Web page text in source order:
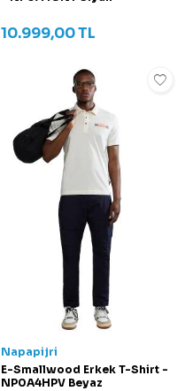
10.999,00TL
Napapijri
E-Smallwood Erkek T-Shirt -
NP0A4HPV Beyaz